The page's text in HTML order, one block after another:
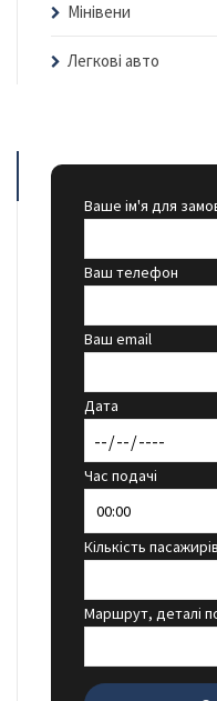
Мінівени
Легкові авто
Ваше ім'я для
Ваш телефон
Ваш email
Дата
Час подачі
Кількість пасажирів
Маршрут, деталі